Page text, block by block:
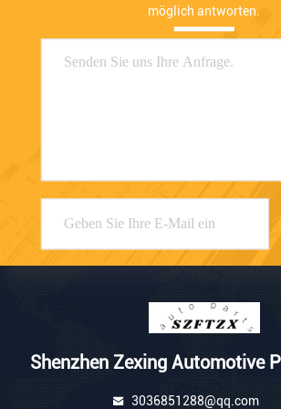
möglich antworten.
Shenzhen Zexing Automotive
3036851288@qq.com